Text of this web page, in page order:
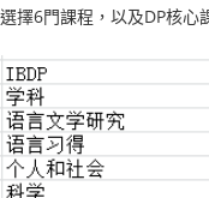
選擇6門課程，以及DP核心